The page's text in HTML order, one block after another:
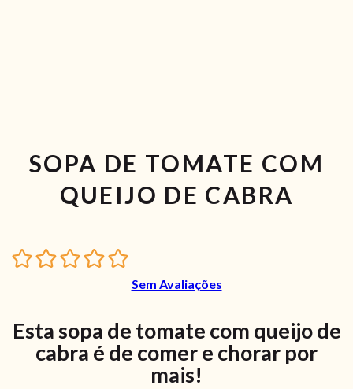
SOPA DE TOMATE COM
QUEIJO DE CABRA
Sem Avaliações
Esta sopa de tomate com queijo de
cabra é de comer e chorar por
mais!